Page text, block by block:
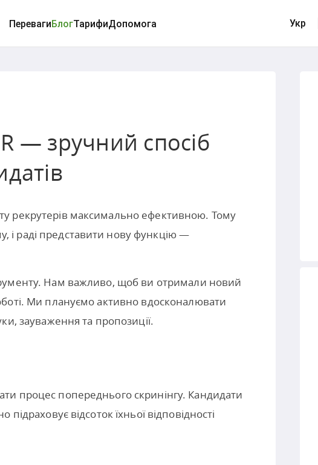
ПеревагиБлогТарифиДопомога Укр
— зручний спосіб
рекрутерів максимально ефективною. Тому
раді представити нову функцію —
Нам важливо, щоб ви отримали новий
Ми плануємо активно вдосконалювати
зауваження та пропозиції.
процес попереднього скринінгу. Кандидати
відсоток їхньої відповідності